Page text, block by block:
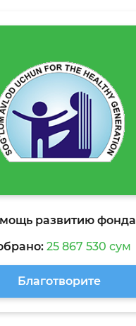
развитию фонда
25 867 530 сум
Благотворите